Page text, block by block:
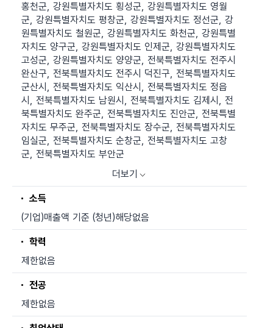
홍천군, 강원특별자치도 횡성군, 강원특별자치도 영월
군, 강원특별자치도 평창군, 강원특별자치도 정선군, 강
원특별자치도 철원군, 강원특별자치도 화천군, 강원특별
자치도 양구군, 강원특별자치도 인제군, 강원특별자치도
고성군, 강원특별자치도 양양군, 전북특별자치도 전주시
완산구, 전북특별자치도 전주시 덕진구, 전북특별자치도
군산시, 전북특별자치도 익산시, 전북특별자치도 정읍
시, 전북특별자치도 남원시, 전북특별자치도 김제시, 전
북특별자치도 완주군, 전북특별자치도 진안군, 전북특별
자치도 무주군, 전북특별자치도 장수군, 전북특별자치도
임실군, 전북특별자치도 순창군, 전북특별자치도 고창
군, 전북특별자치도 부안군
더보기
소득
(기업)매출액 기준 (청년)해당없음
학력
제한없음
전공
제한없음